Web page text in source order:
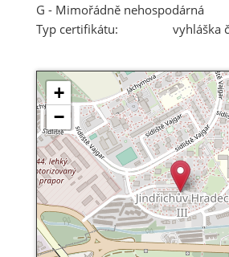
G - Mimořádně nehospodárná
Typ certifikátu:
vyhláška
+
−